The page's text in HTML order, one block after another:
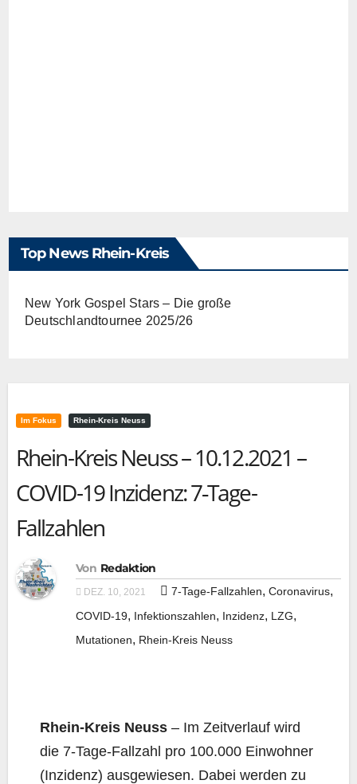
Top News Rhein-Kreis
New York Gospel Stars – Die große
Deutschlandtournee 2025/26
Im Fokus Rhein-Kreis Neuss
Rhein-Kreis Neuss – 10.12.2021 –
COVID-19 Inzidenz: 7‑Tage-
Fallzahlen
Von Redaktion
DEZ. 10, 2021 7-Tage-Fallzahlen, Coronavirus,
COVID-19, Infektionszahlen, Inzidenz, LZG,
Mutationen, Rhein-Kreis Neuss
Rhein-Kreis Neuss – Im Zeit­ver­lauf wird
die 7‑Ta­ge-Fall­zahl pro 100.000 Ein­woh­ner
(Inzi­denz) aus­ge­wie­sen. Dabei wer­den zu